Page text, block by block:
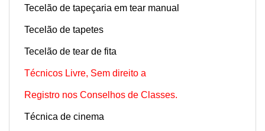
Tecelão de tapeçaria em tear manual
Tecelão de tapetes
Tecelão de tear de fita
Técnicos Livre, Sem direito a
Registro nos Conselhos de Classes.
Técnica de cinema